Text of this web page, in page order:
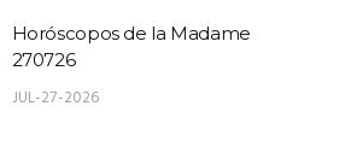
Horóscopos de la Madame
270726
JUL-27-2026